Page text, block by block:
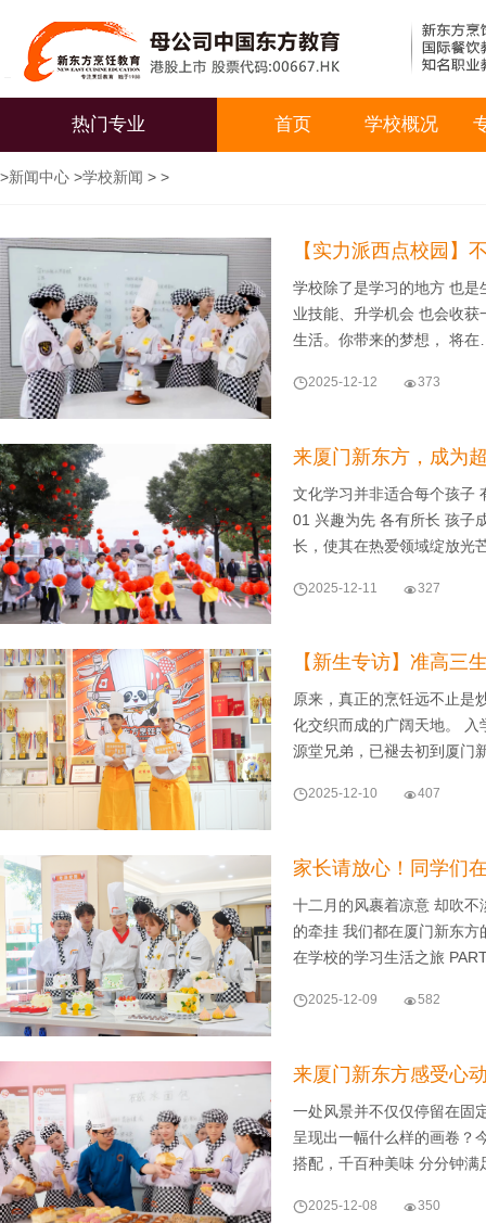
热门专业 首页 学校概况
>新闻中心 >学校新闻 > >
【实力派西点校园】
学校除了是学习的地方 也
业技能、升学机会 也会收
生活。你带来的梦想， 将
2025-12-12 373
来厦门新东方，成为
文化学习并非适合每个孩子
01 兴趣为先 各有所长 孩子
长，使其在热爱领域绽放
2025-12-11 327
【新生专访】准高三
原来，真正的烹饪远不止是
化交织而成的广阔天地。
源堂兄弟，已褪去初到厦
2025-12-10 407
家长请放心！同学们
十二月的风裹着凉意 却吹
的牵挂 我们都在厦门新东
在学校的学习生活之旅
2025-12-09 582
来厦门新东方感受心
一处风景并不仅仅停留在固
呈现出一幅什么样的画卷？
搭配，千百种美味 分分钟
2025-12-08 350